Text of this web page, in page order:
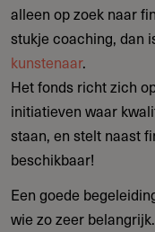
alleen op zoek naar
stukje coaching, dan
kunstenaar.
Het fonds richt zich
initiatieven waar
staan, en stelt naast
beschikbaar!
Een goede
wie zo zeer belangrijk.